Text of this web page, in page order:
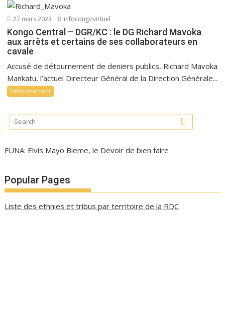
27 mars 2023 infocongovirtuel
Kongo Central – DGR/KC : le DG Richard Mavoka
aux arrêts et certains de ses collaborateurs en
cavale
Accusé de détournement de deniers publics, Richard Mavoka
Mankatu, l’actuel Directeur Général de la Direction Générale...
Détournement
FUNA: Elvis Mayo Bieme, le Devoir de bien faire
Popular Pages
Liste des ethnies et tribus par territoire de la RDC